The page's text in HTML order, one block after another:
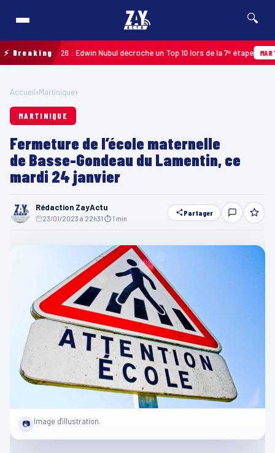
🔍
⚡ Breaking2026 : Edwin Nubul décroche un Top 10 lors de la 7ᵉ étape
Accueil›Martinique›
MARTINIQUE
Fermeture de l’école maternelle
de Basse-Gondeau du Lamentin, ce
mardi 24 janvier
Rédaction ZayActu
23/01/2023 à 22h31 ⏱ 1 min
Partager
📷 Image d'illustration.